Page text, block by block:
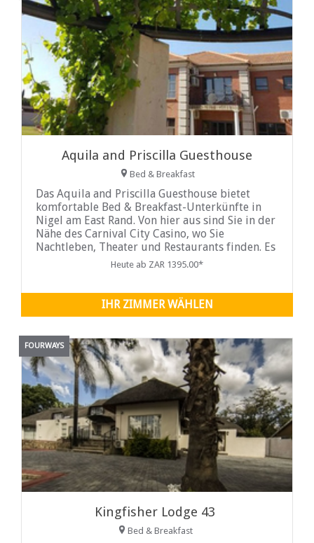
Aquila and Priscilla Guesthouse
Bed & Breakfast
Das Aquila and Priscilla Guesthouse bietet
komfortable Bed & Breakfast-Unterkünfte in
Nigel am East Rand. Von hier aus sind Sie in der
Nähe des Carnival City Casino, wo Sie
Nachtleben, Theater und Restaurants finden. Es
gibt einen Golfplatz in der
Heute ab ZAR 1395.00*
IHR ZIMMER WÄHLEN
FOURWAYS
Kingfisher Lodge 43
Bed & Breakfast